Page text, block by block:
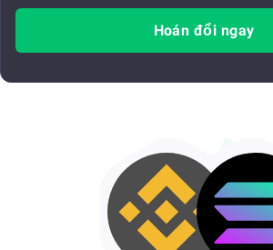
Hoán đổi ngay